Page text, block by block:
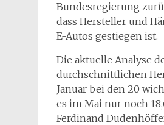
Bundesregierung
dass Hersteller und
E-Autos gestiegen ist.
Die aktuelle Analyse
durchschnittlichen
Januar bei den 20
es im Mai nur noch
Ferdinand